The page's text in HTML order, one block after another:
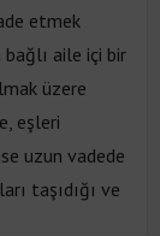
etmek
aile içi bir
üzere
eşleri
uzun vadede
taşıdığı ve